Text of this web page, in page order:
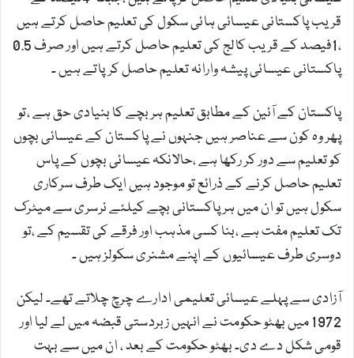
قریب پاکستانی عیسائی ہائی سکول کی تعلیم حاصل کرتے ہیں
،1فیصد کے قریب کالج کی تعلیم حاصل کرتے ہیں اور صرف 0.5
پاکستانی عیسائی پیشہ وارانہ تعلیم حاصل کرپاتے ہیں ۔
پاکستان کے آئین کے مطابق تعلیم ہر بچے کا بنیادی حق ہے ،تو
پھر وہ کون سے عناصر ہیں جنہوں نے پاکستان کے عیسائی بچوں
کو تعلیم سے دور کر رکھا ہے ،حالانکہ عیسائی بچوں کے پاس
تعلیم حاصل کرنے کے ذرائع تو موجود ہیں ایک طرف سرکاری
سکول ہیں تو ان میں ہر پاکستانی بچے کیلئے نرسری سے میٹرک
تک تعلیم مفت ہے ،بنا کسی مذہب اور فرقے کی تقسیم کے ،تو
دوسری طرف عیسائیوں کے اپنے مشنری سکولز ہیں ۔
آزادی سے پہلے عیسائی تعلیمی ادارے چرچ چلاتے تھے۔ لیکن
1972 میں بھٹو حکومت نے انہیں زبردستی قبضہ میں لے لیا اور
قومی شکل دے دی۔ بھٹو حکومت کے بعد ، ان میں سے بہت